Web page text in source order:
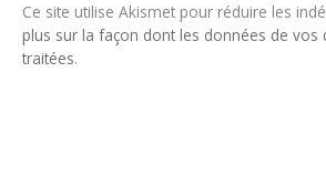
Ce site utilise Akismet pour réduire les
plus sur la façon dont les données de
traitées.